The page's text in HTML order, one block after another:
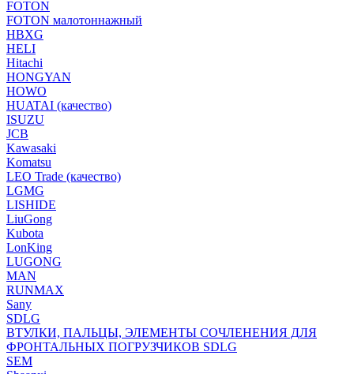
FOTON
FOTON малотоннажный
HBXG
HELI
Hitachi
HONGYAN
HOWO
HUATAI (качество)
ISUZU
JCB
Kawasaki
Komatsu
LEO Trade (качество)
LGMG
LISHIDE
LiuGong
Kubota
LonKing
LUGONG
MAN
RUNMAX
Sany
SDLG
ВТУЛКИ, ПАЛЬЦЫ, ЭЛЕМЕНТЫ СОЧЛЕНЕНИЯ ДЛЯ
ФРОНТАЛЬНЫХ ПОГРУЗЧИКОВ SDLG
SEM